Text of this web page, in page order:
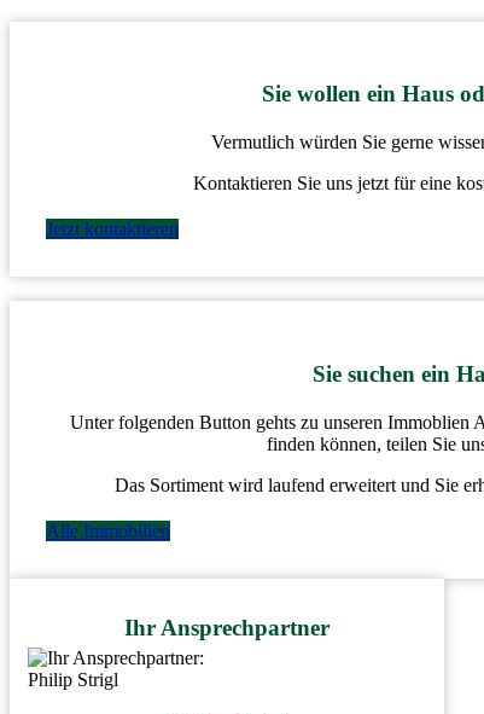
Sie wollen ein Haus
Vermutlich würden Sie gerne
Kontaktieren Sie uns jetzt für eine
Jetzt kontaktieren
Sie suchen ein
Unter folgenden Button gehts zu unseren Immoblien
finden können, teilen Sie
Das Sortiment wird laufend erweitert und Sie
Alle Immobilien
Ihr Ansprechpartner